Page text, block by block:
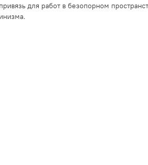
для работ в безопорном